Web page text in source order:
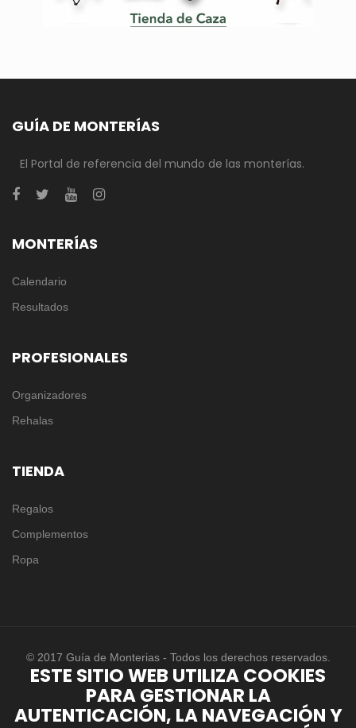
GUÍA DE MONTERÍAS
El Portal de referencia del mundo de las monterías.
MONTERÍAS
Calendario
Resultados
PROFESIONALES
Organizadores
Rehalas
TIENDA
Regalos
Complementos
Ropa
© 2017 Guía de Monterias - Todos los derechos reservados.
ESTE SITIO WEB UTILIZA COOKIES
PARA GESTIONAR LA
AUTENTICACIÓN, LA NAVEGACIÓN Y